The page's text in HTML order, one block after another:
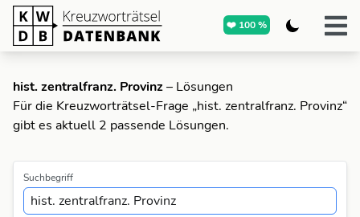
❤️ 100 %
hist. zentralfranz. Provinz– Lösungen
Für die Kreuzworträtsel-Frage „hist. zentralfranz. Provinz“
gibt es aktuell 2 passende Lösungen.
Suchbegriff